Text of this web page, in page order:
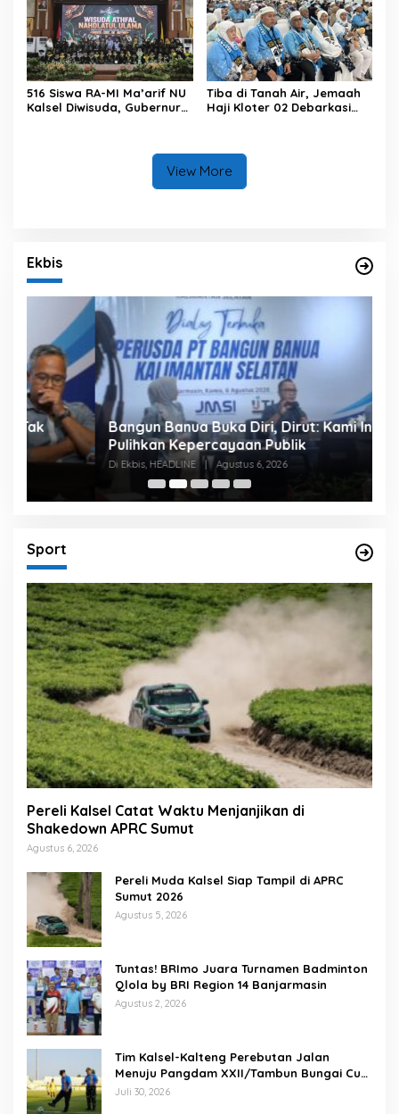
Tingkat Provinsi Kalsel
516 Siswa RA-MI Ma’arif NU
Kalsel Diwisuda, Gubernur
Tiba di Tanah Air, Jemaah
Haji Kloter 02 Debarkasi
View More
Ekbis
Bangun Banua Buka Diri, Dirut: Kami Ingin
Pulihkan Kepercayaan Publik
Di Ekbis, HEADLINE | Agustus 6, 2026
Sport
Pereli Kalsel Catat Waktu Menjanjikan di
Shakedown APRC Sumut
Agustus 6, 2026
Pereli Muda Kalsel Siap Tampil di APRC
Sumut 2026
Agustus 5, 2026
Tuntas! BRImo Juara Turnamen Badminton
Qlola by BRI Region 14 Banjarmasin
Agustus 2, 2026
Tim Kalsel-Kalteng Perebutan Jalan
Menuju Pangdam XXII/Tambun Bungai Cup
Banjarmasin
Juli 30, 2026